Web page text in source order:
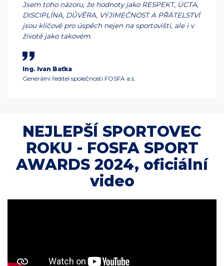
Jsem toho názoru, že hodnoty jako RESPEKT, ÚCTA,
DISCIPLÍNA, DŮVĚRA, VÝJIMEČNOST A PŘÁTELSTVÍ
jsou klíčové pro úspěch nejen na sportovišti, ale i v
životě jako takovém.
Ing. Ivan Baťka
Generální ředitel společnosti FOSFA a.s.
NEJLEPŠÍ SPORTOVEC
ROKU - FOSFA SPORT
AWARDS 2024, oficiální
video